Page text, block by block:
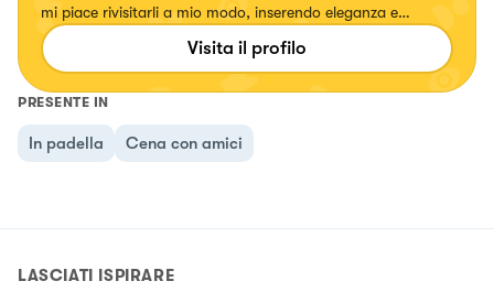
mi piace rivisitarli a mio modo, inserendo eleganza e
specialmente colori. Ogni volta che creo un piatto mi
emoziono e vorrei tanto emozionare anche voi.
Visita il profilo
PRESENTE IN
In padella Cena con amici
LASCIATI ISPIRARE